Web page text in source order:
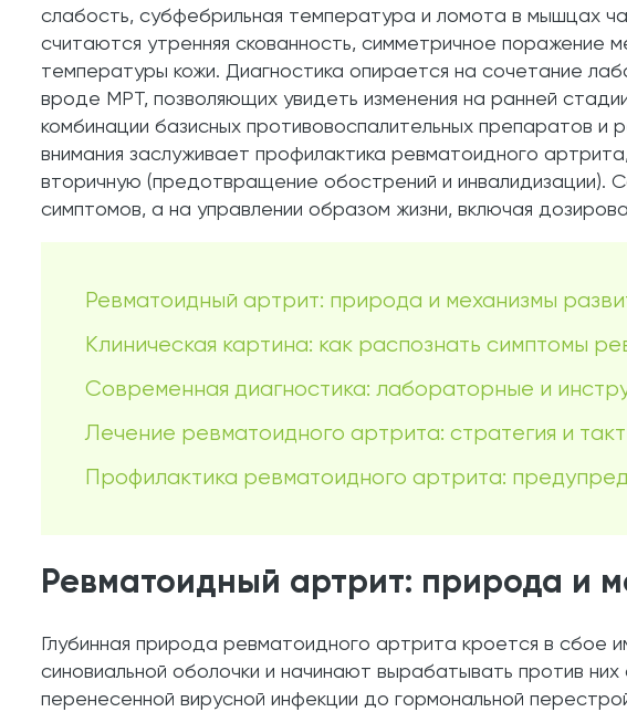
слабость, субфебрильная температура и ломота в мышцах
считаются утренняя скованность, симметричное поражение
температуры кожи. Диагностика опирается на сочетание
вроде МРТ, позволяющих увидеть изменения на ранней
комбинации базисных противовоспалительных препаратов
внимания заслуживает профилактика ревматоидного
вторичную (предотвращение обострений и инвалидизации).
симптомов, а на управлении образом жизни, включая
Ревматоидный артрит: природа и механизмы
Клиническая картина: как распознать симптомы
Современная диагностика: лабораторные и
Лечение ревматоидного артрита: стратегия и
Профилактика ревматоидного артрита:
Ревматоидный артрит: природа и
Глубинная природа ревматоидного артрита кроется в сбое
синовиальной оболочки и начинают вырабатывать против
перенесенной вирусной инфекции до гормональной